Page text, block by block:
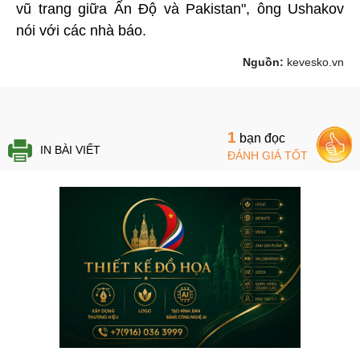
vũ trang giữa Ấn Độ và Pakistan", ông Ushakov
nói với các nhà báo.
Nguồn: kevesko.vn
IN BÀI VIẾT
1 bạn đọc
ĐÁNH GIÁ TỐT